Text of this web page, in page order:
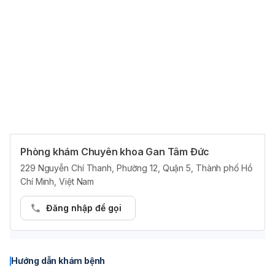
Phòng khám Chuyên khoa Gan Tâm Đức
229 Nguyễn Chí Thanh, Phường 12, Quận 5, Thành phố Hồ
Chí Minh, Việt Nam
Đăng nhập để gọi
Quảng cáo
Hướng dẫn khám bệnh